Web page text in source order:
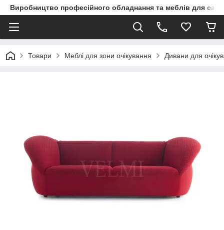
Виробництво професійного обладнання та меблів для
Товари Меблі для зони очікування Дивани для